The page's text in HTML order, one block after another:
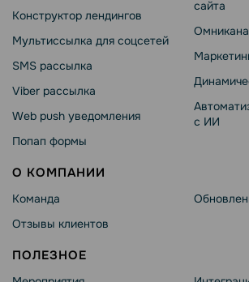
Конструктор лендингов
Мультиссылка для соцсетей
SMS рассылка
Viber рассылка
Web push уведомления
Попап формы
сайта
с ИИ
О КОМПАНИИ
Команда
Отзывы клиентов
ПОЛЕЗНОЕ